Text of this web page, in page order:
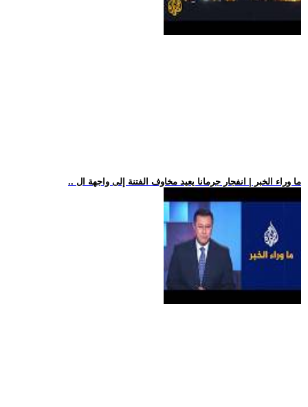
.. ما وراء الخبر | انفجار جرمانا يعيد مخاوف الفتنة إلى واجهة ال